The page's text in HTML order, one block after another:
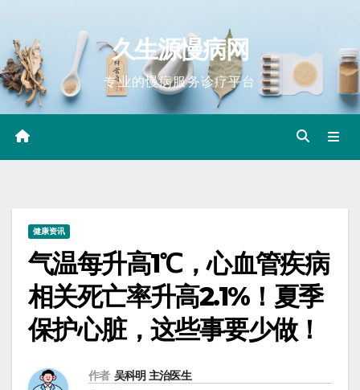
content
久生源慢病网
专业的慢病服务诊疗平台
健康资讯
气温每升高1℃，心血管疾病
相关死亡率升高2.1%！夏季
保护心脏，这些事要少做！
作者 吴科明 主治医生